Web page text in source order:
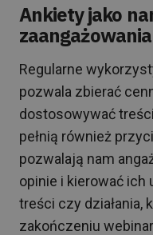
Ankiety jako
zaangażowania
Regularne
pozwala zbierać
dostosowywać
pełnią również
pozwalają nam
opinie i kierować ich
treści czy działania,
zakończeniu